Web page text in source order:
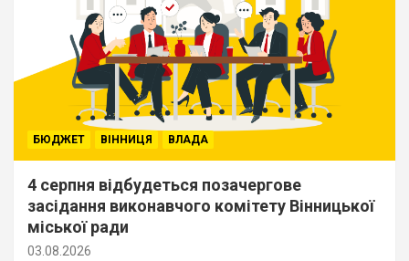
БЮДЖЕТ ВІННИЦЯ ВЛАДА
4 серпня відбудеться позачергове
засідання виконавчого комітету Вінницької
міської ради
03.08.2026